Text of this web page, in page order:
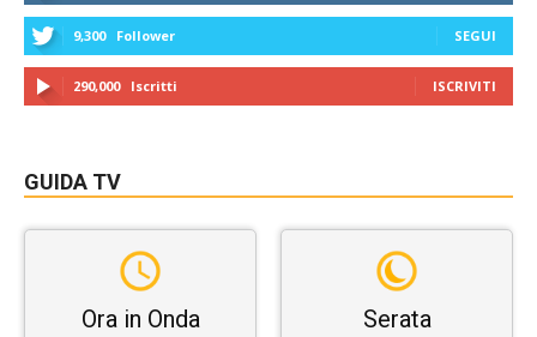
9,300 Follower SEGUI
290,000 Iscritti ISCRIVITI
GUIDA TV
Ora in Onda Serata